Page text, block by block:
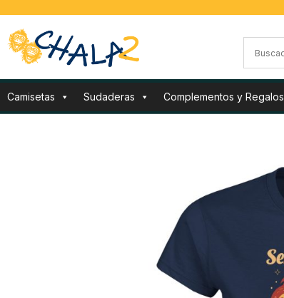
Camisetas Sudaderas Complementos y Regalos